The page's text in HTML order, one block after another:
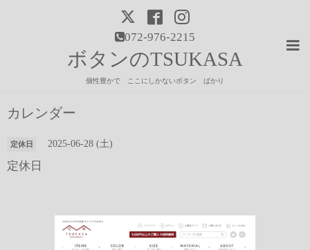
072-976-2215
ボタンのTSUKASA
個性豊かで ここにしかないボタン ばかり
カレンダー
定休日 2025-06-28 (土)
定休日